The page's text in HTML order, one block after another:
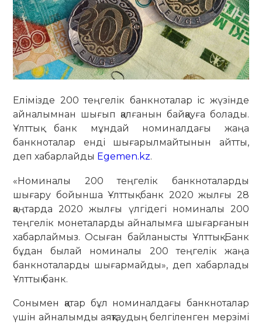
Елімізде 200 теңгелік банкноталар іс жүзінде
айналымнан шығып қалғанын байқауға болады.
Ұлттық банк мұндай номиналдағы жаңа
банкноталар енді шығарылмайтынын айтты,
деп хабарлайды Egemen.kz.
«Номиналы 200 теңгелік банкноталарды
шығару бойынша Ұлттық банк 2020 жылғы 28
қаңтарда 2020 жылғы үлгідегі номиналы 200
теңгелік монеталарды айналымға шығарғанын
хабарлаймыз. Осыған байланысты Ұлттық Банк
бұдан былай номиналы 200 теңгелік жаңа
банкноталарды шығармайды», деп хабарлады
Ұлттық банк.
Сонымен қатар бұл номиналдағы банкноталар
үшін айналымды аяқтаудың белгіленген мерзімі